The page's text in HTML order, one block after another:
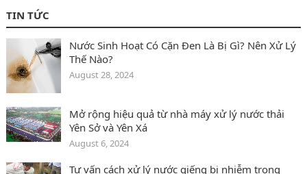
TIN TỨC
Nước Sinh Hoạt Có Cặn Đen Là Bị Gì? Nên Xử Lý
Thế Nào?
August 28, 2024
Mở rộng hiệu quả từ nhà máy xử lý nước thải
Yên Sở và Yên Xá
August 6, 2024
Tư vấn cách xử lý nước giếng bị nhiễm trong